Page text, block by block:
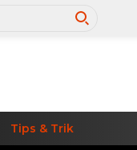
Tips & Trik